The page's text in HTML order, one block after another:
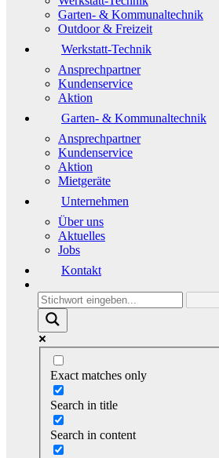
Garten- & Kommunaltechnik
Outdoor & Freizeit
Werkstatt-Technik
Ansprechpartner
Kundenservice
Aktion
Garten- & Kommunaltechnik
Ansprechpartner
Kundenservice
Aktion
Mietgeräte
Unternehmen
Über uns
Aktuelles
Jobs
Kontakt
Exact matches only
Search in title
Search in content